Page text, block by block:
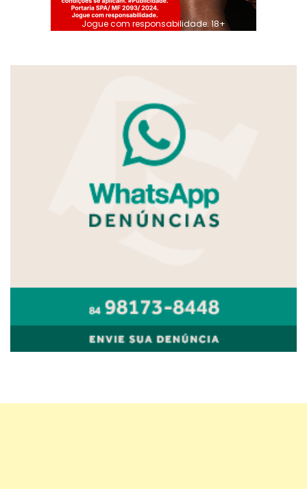
Jogue com responsabilidade. 18+